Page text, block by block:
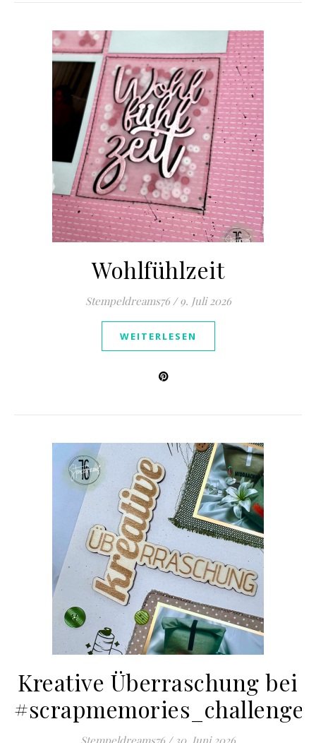
Wohlfühlzeit
Stempeldreams76 / 9. Juli 2026
WEITERLESEN
Kreative Überraschung bei
#scrapmemories_challenge
Stempeldreams76 / 30. Juni 2026